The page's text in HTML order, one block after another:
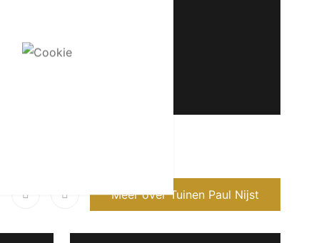
Meer over Tuinen Paul Nijst